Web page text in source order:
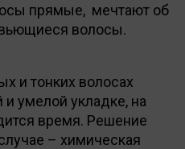
прямые, мечтают об
волосы.
и тонких волосах
умелой укладке, на
время. Решение
– химическая